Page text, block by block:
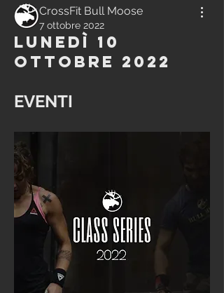
CrossFit Bull Moose
7 ottobre 2022
Lunedì 10
Ottobre 2022
EVENTI